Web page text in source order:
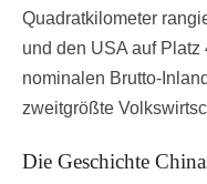
Quadratkilometer
und den USA auf
nominalen Brutto-
zweitgrößte
Die Geschichte